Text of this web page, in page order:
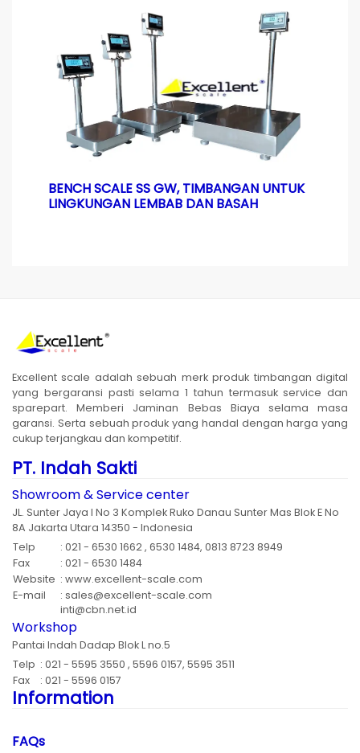
BENCH SCALE SS GW, TIMBANGAN UNTUK
LINGKUNGAN LEMBAB DAN BASAH
Excellent scale adalah sebuah merk produk timbangan digital
yang bergaransi pasti selama 1 tahun termasuk service dan
sparepart. Memberi Jaminan Bebas Biaya selama masa
garansi. Serta sebuah produk yang handal dengan harga yang
cukup terjangkau dan kompetitif.
PT. Indah Sakti
Showroom & Service center
JL. Sunter Jaya I No 3 Komplek Ruko Danau Sunter Mas Blok E No
8A Jakarta Utara 14350 - Indonesia
Telp
: 021 - 6530 1662 , 6530 1484, 0813 8723 8949
Fax
: 021 - 6530 1484
Website : www.excellent-scale.com
E-mail
: sales@excellent-scale.com
inti@cbn.net.id
Workshop
Pantai Indah Dadap Blok L no.5
Telp : 021 - 5595 3550 , 5596 0157, 5595 3511
Fax
: 021 - 5596 0157
Information
FAQs